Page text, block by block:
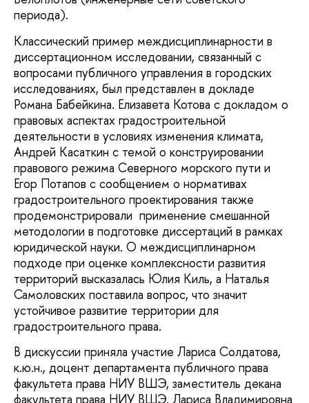
периода).
Классический пример междисциплинарности в
диссертационном исследовании, связанный с
вопросами публичного управления в городских
исследованиях, был представлен в докладе
Романа Бабейкина. Елизавета Котова с докладом о
правовых аспектах градостроительной
деятельности в условиях изменения климата,
Андрей Касаткин с темой о конструировании
правового режима Северного морского пути и
Егор Потапов с сообщением о нормативах
градостроительного проектирования также
продемонстрировали применение смешанной
методологии в подготовке диссертаций в рамках
юридической науки. О междисциплинарном
подходе при оценке комплексности развития
территорий высказалась Юлия Киль, а Наталья
Самоловских поставила вопрос, что значит
устойчивое развитие территории для
градостроительного права.
В дискуссии приняла участие Лариса Солдатова,
к.ю.н., доцент департамента публичного права
факультета права НИУ ВШЭ, заместитель декана
факультета права НИУ ВШЭ. Лариса Владимировна